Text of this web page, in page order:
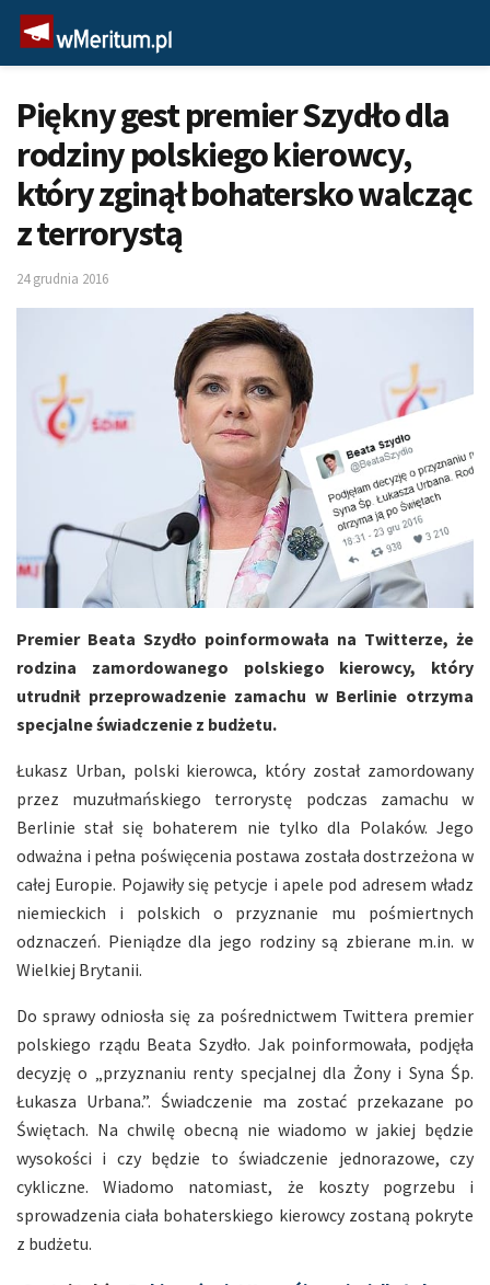
Piękny gest premier Szydło dla
rodziny polskiego kierowcy,
który zginął bohatersko walcząc
z terrorystą
24 grudnia 2016
Premier Beata Szydło poinformowała na Twitterze, że
rodzina zamordowanego polskiego kierowcy, który
utrudnił przeprowadzenie zamachu w Berlinie otrzyma
specjalne świadczenie z budżetu.
Łukasz Urban, polski kierowca, który został zamordowany
przez muzułmańskiego terrorystę podczas zamachu w
Berlinie stał się bohaterem nie tylko dla Polaków. Jego
odważna i pełna poświęcenia postawa została dostrzeżona w
całej Europie. Pojawiły się petycje i apele pod adresem władz
niemieckich i polskich o przyznanie mu pośmiertnych
odznaczeń. Pieniądze dla jego rodziny są zbierane m.in. w
Wielkiej Brytanii.
Do sprawy odniosła się za pośrednictwem Twittera premier
polskiego rządu Beata Szydło. Jak poinformowała, podjęła
decyzję o „przyznaniu renty specjalnej dla Żony i Syna Śp.
Łukasza Urbana.”. Świadczenie ma zostać przekazane po
Świętach. Na chwilę obecną nie wiadomo w jakiej będzie
wysokości i czy będzie to świadczenie jednorazowe, czy
cykliczne. Wiadomo natomiast, że koszty pogrzebu i
sprowadzenia ciała bohaterskiego kierowcy zostaną pokryte
z budżetu.